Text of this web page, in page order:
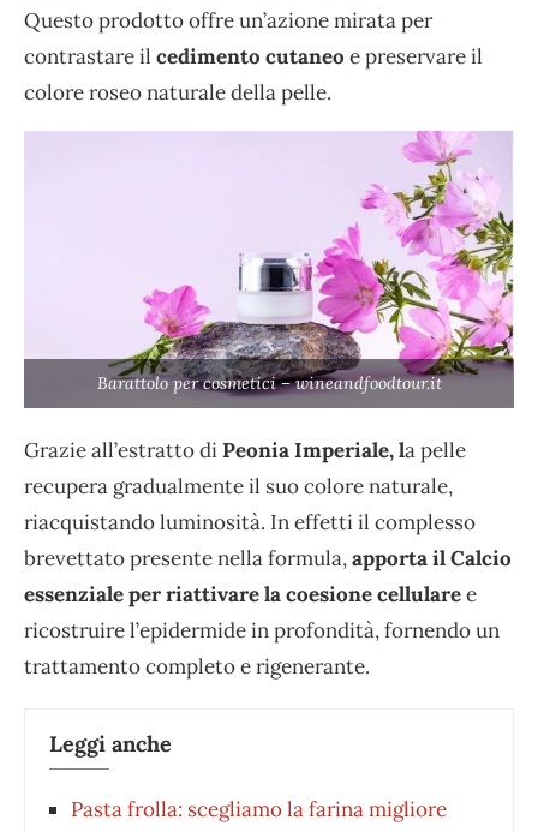
Questo prodotto offre un’azione mirata per
contrastare il cedimento cutaneo e preservare il
colore roseo naturale della pelle.
Barattolo per cosmetici – wineandfoodtour.it
Grazie all’estratto diPeonia Imperiale, la pelle
recupera gradualmente il suo colore naturale,
riacquistando luminosità. In effetti il complesso
brevettato presente nella formula,apporta il Calcio
essenziale per riattivare la coesione cellularee
ricostruire l’epidermide in profondità, fornendo un
trattamento completo e rigenerante.
Leggi anche
Pasta frolla: scegliamo la farina migliore